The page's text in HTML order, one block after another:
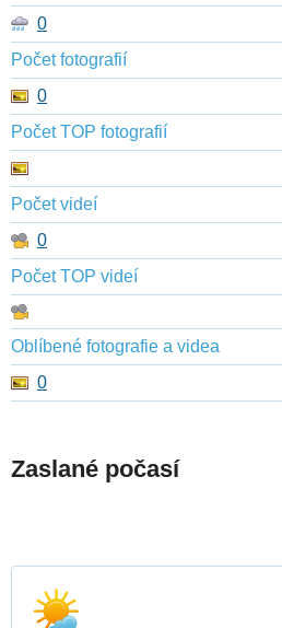
0
Počet fotografií
0
Počet TOP fotografií
Počet videí
0
Počet TOP videí
Oblíbené fotografie a videa
0
Zaslané počasí